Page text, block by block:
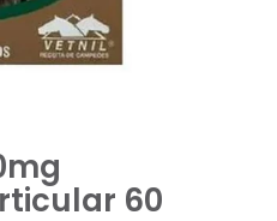
60